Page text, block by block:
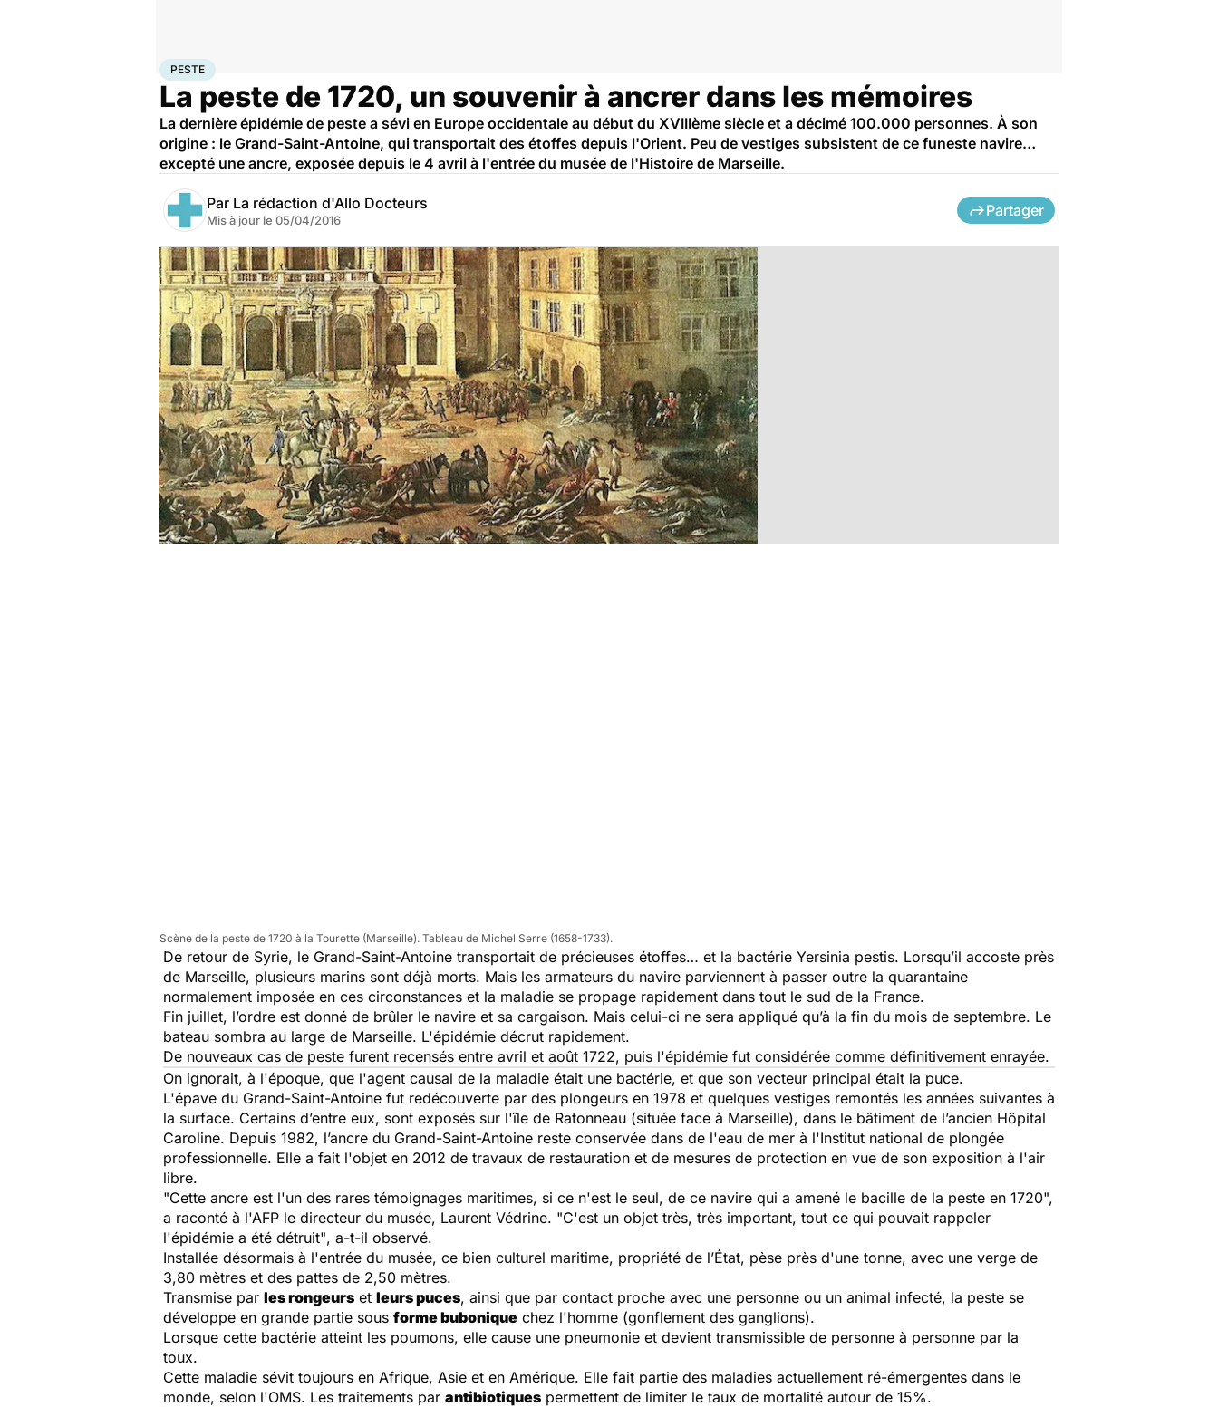
AccueilSanté
PESTE
La peste de 1720, un souvenir à ancrer dans les mémoires
La dernière épidémie de peste a sévi en Europe occidentale au début du XVIIIème siècle et a décimé 100.000 personnes. À son
origine : le Grand-Saint-Antoine, qui transportait des étoffes depuis l'Orient. Peu de vestiges subsistent de ce funeste navire…
excepté une ancre, exposée depuis le 4 avril à l'entrée du musée de l'Histoire de Marseille.
Par La rédaction d'Allo Docteurs
Mis à jour le 05/04/2016
Partager
Scène de la peste de 1720 à la Tourette (Marseille). Tableau de Michel Serre (1658-1733).
De retour de Syrie, le Grand-Saint-Antoine transportait de précieuses étoffes… et la bactérie Yersinia pestis. Lorsqu’il accoste près
de Marseille, plusieurs marins sont déjà morts. Mais les armateurs du navire parviennent à passer outre la quarantaine
normalement imposée en ces circonstances et la maladie se propage rapidement dans tout le sud de la France.
Fin juillet, l’ordre est donné de brûler le navire et sa cargaison. Mais celui-ci ne sera appliqué qu’à la fin du mois de septembre. Le
bateau sombra au large de Marseille. L'épidémie décrut rapidement.
De nouveaux cas de peste furent recensés entre avril et août 1722, puis l'épidémie fut considérée comme définitivement enrayée.
On ignorait, à l'époque, que l'agent causal de la maladie était une bactérie, et que son vecteur principal était la puce.
L'épave du Grand-Saint-Antoine fut redécouverte par des plongeurs en 1978 et quelques vestiges remontés les années suivantes à
la surface. Certains d’entre eux, sont exposés sur l'île de Ratonneau (située face à Marseille), dans le bâtiment de l’ancien Hôpital
Caroline. Depuis 1982, l’ancre du Grand-Saint-Antoine reste conservée dans de l'eau de mer à l'Institut national de plongée
professionnelle. Elle a fait l'objet en 2012 de travaux de restauration et de mesures de protection en vue de son exposition à l'air
libre.
"Cette ancre est l'un des rares témoignages maritimes, si ce n'est le seul, de ce navire qui a amené le bacille de la peste en 1720",
a raconté à l'AFP le directeur du musée, Laurent Védrine. "C'est un objet très, très important, tout ce qui pouvait rappeler
l'épidémie a été détruit", a-t-il observé.
Installée désormais à l'entrée du musée, ce bien culturel maritime, propriété de l’État, pèse près d'une tonne, avec une verge de
3,80 mètres et des pattes de 2,50 mètres.
Transmise par les rongeurs et leurs puces, ainsi que par contact proche avec une personne ou un animal infecté, la peste se
développe en grande partie sous forme bubonique chez l'homme (gonflement des ganglions).
Lorsque cette bactérie atteint les poumons, elle cause une pneumonie et devient transmissible de personne à personne par la
toux.
Cette maladie sévit toujours en Afrique, Asie et en Amérique. Elle fait partie des maladies actuellement ré-émergentes dans le
monde, selon l'OMS. Les traitements par antibiotiques permettent de limiter le taux de mortalité autour de 15%.